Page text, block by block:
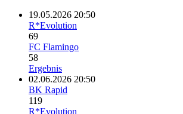
19.05.2026 20:50
R*Evolution
69
FC Flamingo
58
Ergebnis
02.06.2026 20:50
BK Rapid
119
R*Evolution